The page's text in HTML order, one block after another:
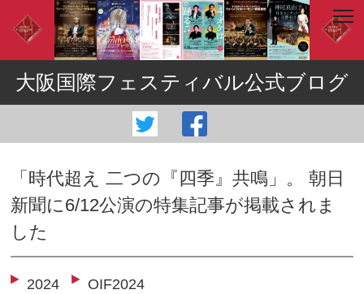
大阪国際フェスティバル公式ブログ
「時代超え 二つの『四季』共鳴」。 朝日
新聞に6/12公演の特集記事が掲載されま
した
2024
OIF2024